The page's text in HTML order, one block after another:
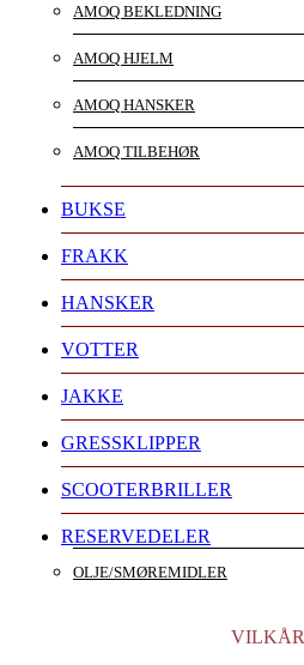
AMOQ BEKLEDNING
AMOQ HJELM
AMOQ HANSKER
AMOQ TILBEHØR
BUKSE
FRAKK
HANSKER
VOTTER
JAKKE
GRESSKLIPPER
SCOOTERBRILLER
RESERVEDELER
OLJE/SMØREMIDLER
VILKÅR